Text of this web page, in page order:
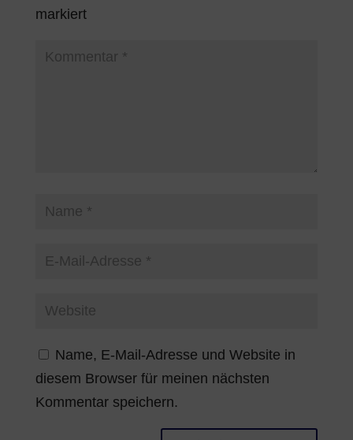
markiert
Name, E-Mail-Adresse und Website in
diesem Browser für meinen nächsten
Kommentar speichern.